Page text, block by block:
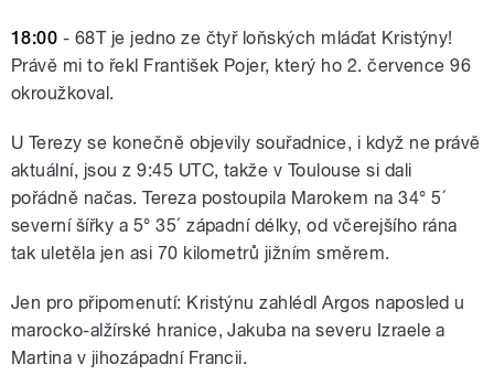
18:00 - 68T je jedno ze čtyř loňských mláďat Kristýny!
Právě mi to řekl František Pojer, který ho 2. července 96
okroužkoval.
U Terezy se konečně objevily souřadnice, i když ne právě
aktuální, jsou z 9:45 UTC, takže v Toulouse si dali
pořádně načas. Tereza postoupila Marokem na 34° 5´
severní šířky a 5° 35´ západní délky, od včerejšího rána
tak uletěla jen asi 70 kilometrů jižním směrem.
Jen pro připomenutí: Kristýnu zahlédl Argos naposled u
marocko-alžírské hranice, Jakuba na severu Izraele a
Martina v jihozápadní Francii.